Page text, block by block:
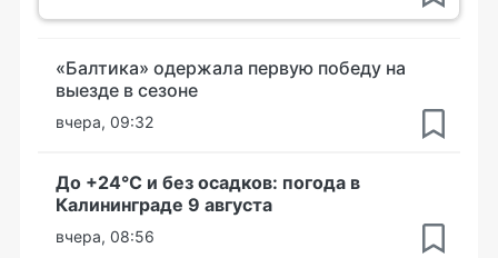
«Балтика» одержала первую победу на
выезде в сезоне
вчера, 09:32
До +24°С и без осадков: погода в
Калининграде 9 августа
вчера, 08:56